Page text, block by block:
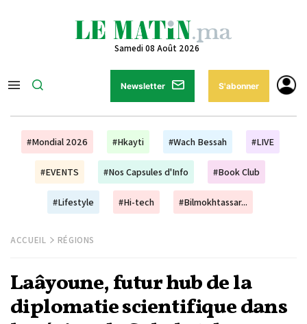
Samedi 08 Août 2026
Newsletter S'abonner
#Mondial 2026 #Hkayti #Wach Bessah #LIVE
#EVENTS #Nos Capsules d'Info #Book Club
#Lifestyle #Hi-tech #Bilmokhtassar...
ACCUEIL RÉGIONS
Laâyoune, futur hub de la
diplomatie scientifique dans